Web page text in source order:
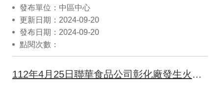
發布單位：中區中心
更新日期：2024-09-20
發布日期：2024-09-20
點閱次數：
112年4月25日聯華食品公司彰化廠發生火災事故案例解析